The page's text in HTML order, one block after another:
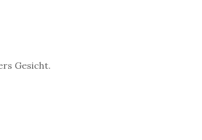
Gesicht.